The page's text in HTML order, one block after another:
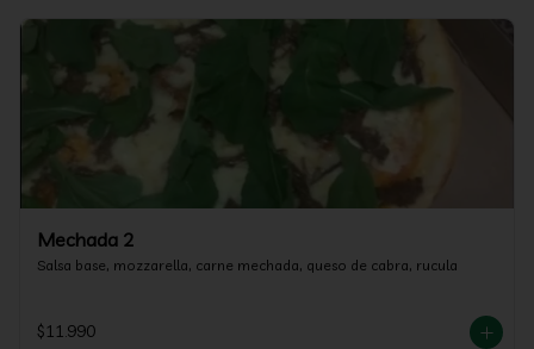
Mechada 2
Salsa base, mozzarella, carne mechada, queso de cabra, rucula
$11.990